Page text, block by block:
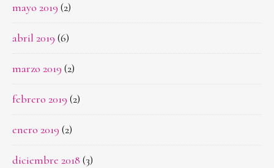
mayo 2019 (2)
abril 2019 (6)
marzo 2019 (2)
febrero 2019 (2)
enero 2019 (2)
diciembre 2018 (3)